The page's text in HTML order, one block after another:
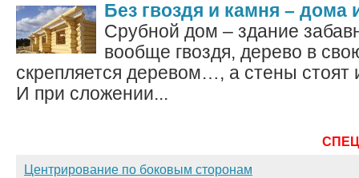
Без гвоздя и камня – дома
Срубной дом – здание
вообще гвоздя, дерево в
скрепляется деревом…, а стены стоят
И при сложении...
Центрирование по боковым сторонам